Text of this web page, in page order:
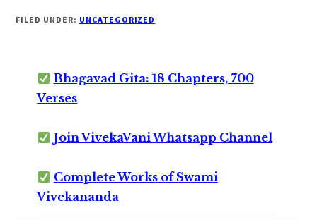
FILED UNDER: UNCATEGORIZED
Bhagavad Gita: 18 Chapters, 700
Verses
Join VivekaVani Whatsapp Channel
Complete Works of Swami
Vivekananda